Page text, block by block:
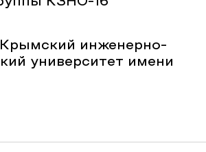
инженерно-
университет имени